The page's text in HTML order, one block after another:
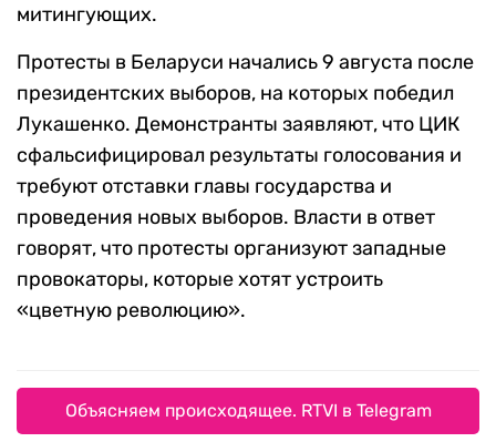
митингующих.
Протесты в Беларуси начались 9 августа после
президентских выборов, на которых победил
Лукашенко. Демонстранты заявляют, что ЦИК
сфальсифицировал результаты голосования и
требуют отставки главы государства и
проведения новых выборов. Власти в ответ
говорят, что протесты организуют западные
провокаторы, которые хотят устроить
«цветную революцию».
Объясняем происходящее. RTVI в Telegram